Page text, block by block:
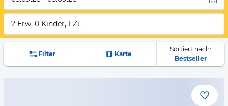
2 Erw, 0 Kinder, 1 Zi.
Filter Karte
Sortiert nach:
Bestseller